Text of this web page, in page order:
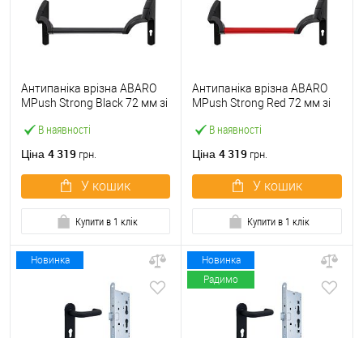
В наявності
Антипаніка врізна ABARO
МPush Strong Black 72 мм зі
Ціна 4 319 грн.
У кошик
Купити в 1 клік
В наявності
Антипаніка врізна ABARO
МPush Strong Red 72 мм зі
Ціна 4 319 грн.
У кошик
Купити в 1 клік
Новинка
Новинка
Радимо